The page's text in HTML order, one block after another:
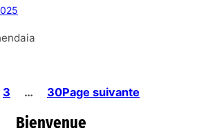
3 … 30Page suivante
Bienvenue